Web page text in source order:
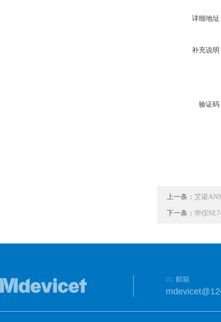
详细地址
补充说明
验证码
上一条： 艾诺
下一条： 华仪
邮箱